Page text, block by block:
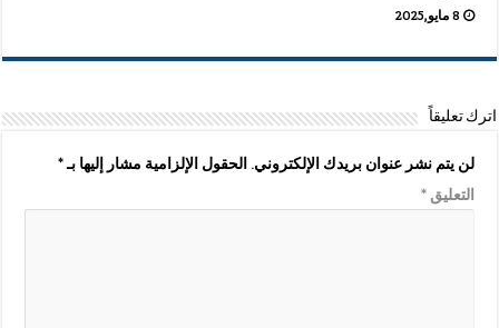
8 مايو,2025
اترك تعليقاً
لن يتم نشر عنوان بريدك الإلكتروني. الحقول الإلزامية مشار إليها بـ*
التعليق*